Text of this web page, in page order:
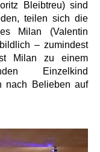
Bleibtreu) sind
teilen sich die
Milan (Valentin
– zumindest
Milan zu einem
Einzelkind
nach Belieben auf